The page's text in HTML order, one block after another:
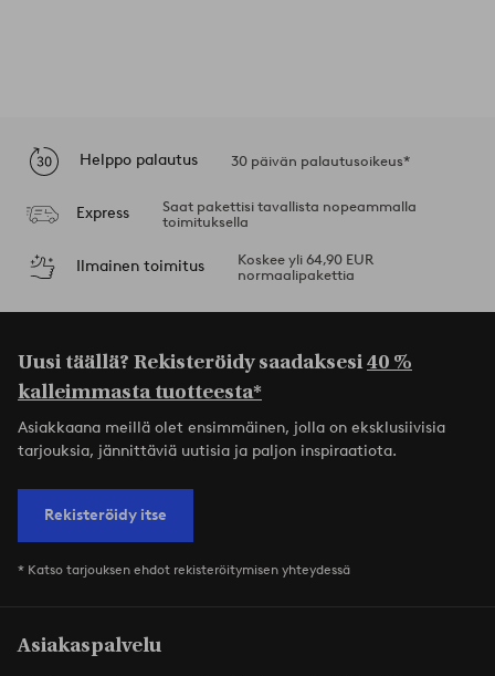
Helppo palautus 30 päivän palautusoikeus*
Express
Saat pakettisi tavallista nopeammalla
toimituksella
Ilmainen toimitus
Koskee yli 64,90 EUR
normaalipakettia
Uusi täällä? Rekisteröidy saadaksesi40 %
kalleimmasta tuotteesta*
Asiakkaana meillä olet ensimmäinen, jolla on eksklusiivisia
tarjouksia, jännittäviä uutisia ja paljon inspiraatiota.
Rekisteröidy itse
* Katso tarjouksen ehdot rekisteröitymisen yhteydessä
Asiakaspalvelu